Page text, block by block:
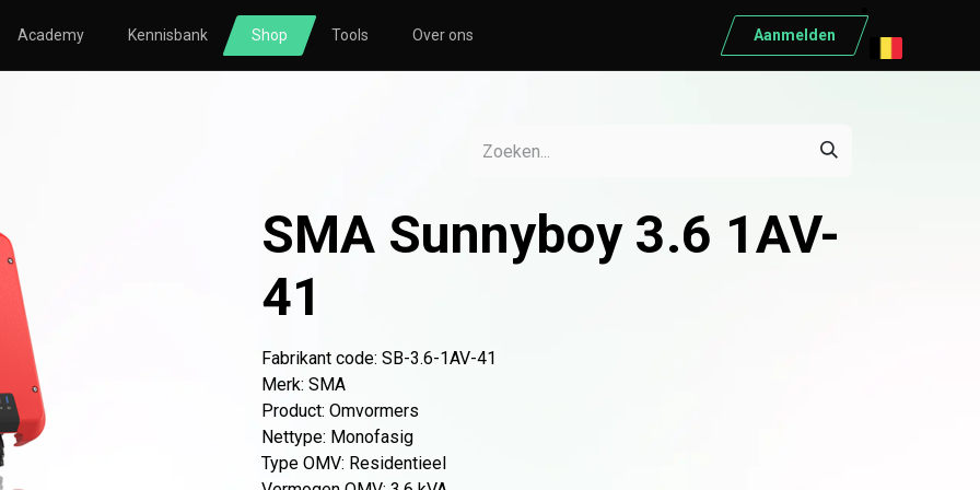
Academy Kennisbank Shop
Bevestigingsmateriaal Differentieelschakelaars
Kabels
Huawei Nibe
Tools Over ons Aanmelden
SMA Sunnyboy 3.6 1AV-
41
Fabrikant code: SB-3.6-1AV-41
Merk: SMA
Product: Omvormers
Nettype: Monofasig
Type OMV: Residentieel